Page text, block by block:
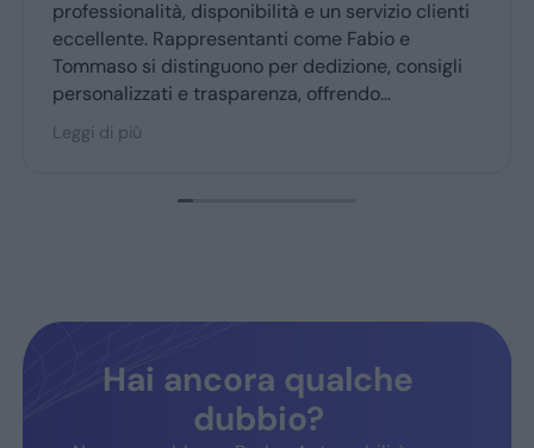
disponibilità e un servizio clienti
Rappresentanti come Fabio e
si distinguono per dedizione, consigli
e trasparenza, offrendo
d’acquisto accogliente. Broker
è molto consigliato dai clienti fedeli,
di più
Hai ancora qualche
dubbio?